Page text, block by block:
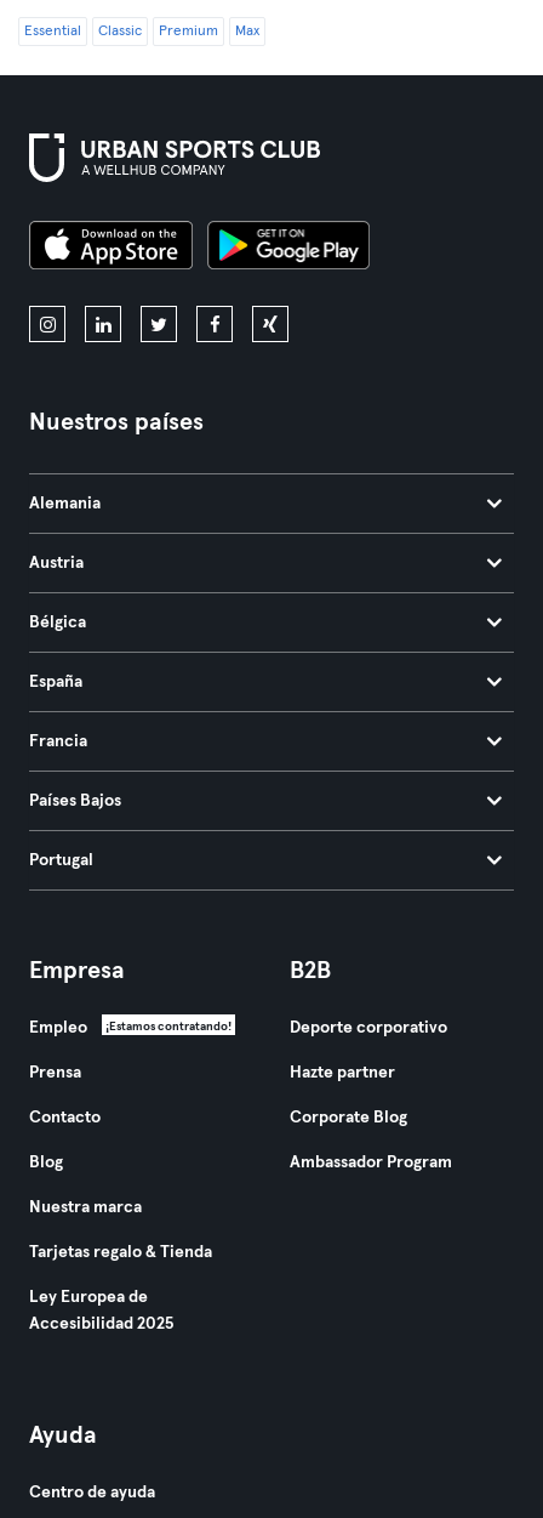
Essential Classic Premium Max
Nuestros países
Alemania
Austria
Bélgica
España
Francia
Países Bajos
Portugal
Empresa
Empleo ¡Estamos contratando!
Prensa
Contacto
Blog
Nuestra marca
Tarjetas regalo & Tienda
Ley Europea de
Accesibilidad 2025
B2B
Deporte corporativo
Hazte partner
Corporate Blog
Ambassador Program
Ayuda
Centro de ayuda